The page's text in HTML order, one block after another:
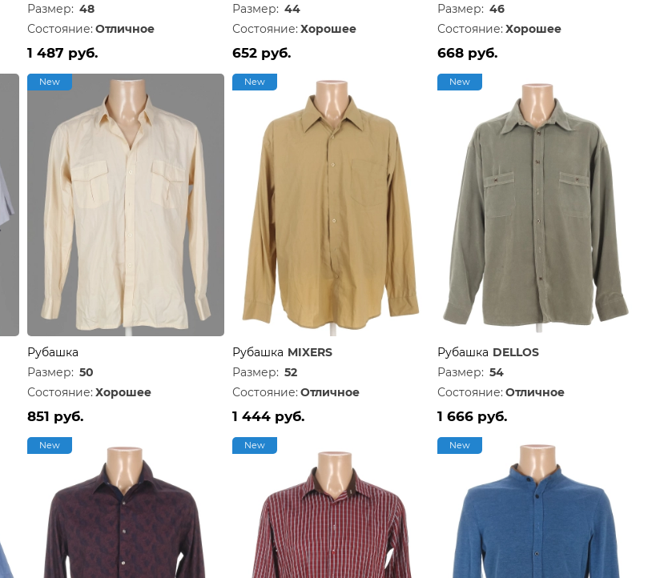
Размер: 48
Состояние: Отличное
1 487 руб.
Размер: 44
Состояние: Хорошее
652 руб.
Размер: 46
Состояние: Хорошее
668 руб.
New
Рубашка
Размер: 50
Состояние: Хорошее
851 руб.
New
Рубашка MIXERS
Размер: 52
Состояние: Отличное
1 444 руб.
New
Рубашка DELLOS
Размер: 54
Состояние: Отличное
1 666 руб.
New New New